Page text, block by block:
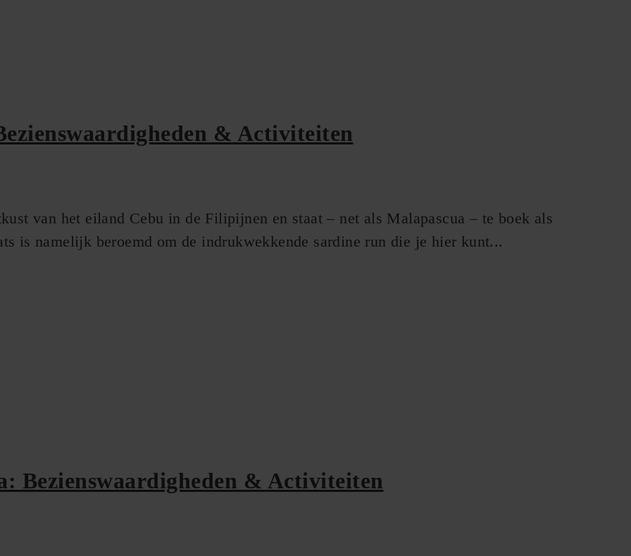
& Activiteiten
van het eiland Cebu in de Filipijnen en staat – net als Malapascua – te boek als
is namelijk beroemd om de indrukwekkende sardine run die je hier kunt...
Bezienswaardigheden & Activiteiten